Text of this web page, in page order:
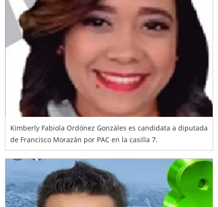
Kimberly Fabiola Ordónez Gonzáles es candidata a diputada
de Francisco Morazán por PAC en la casilla 7.